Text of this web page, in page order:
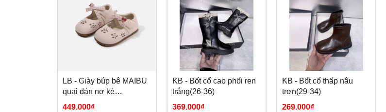
LB - Giày búp bê MAIBU
quai dán nơ kẻ
Cherry(19,23-26)
449.000₫
KB - Bốt cổ cao phối ren
trắng(26-36)
369.000₫
KB - Bốt cổ thấp nâu
trơn(29-34)
269.000₫